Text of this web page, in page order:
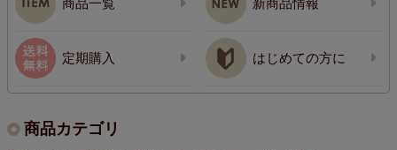
商品一覧 新商品情報
定期購入 はじめての方に
商品カテゴリ